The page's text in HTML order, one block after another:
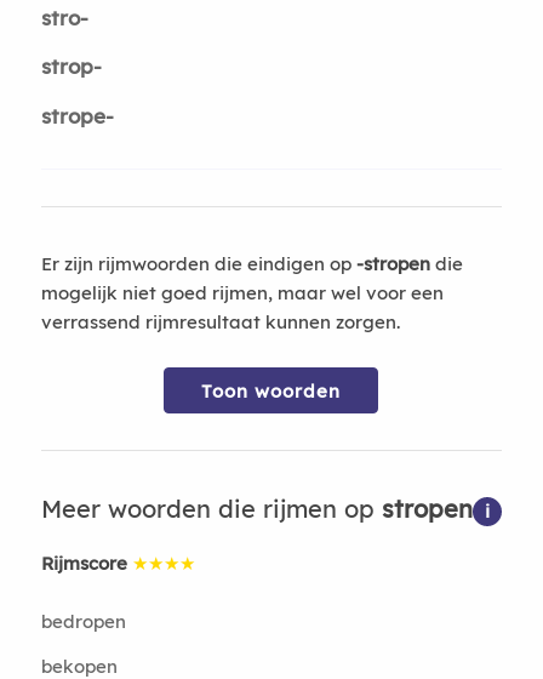
stro-
strop-
strope-
Er zijn rijmwoorden die eindigen op -stropendie
mogelijk niet goed rijmen, maar wel voor een
verrassend rijmresultaat kunnen zorgen.
Toon woorden
Meer woorden die rijmen op stropen i
Rijmscore ★★★★
bedropen
bekopen